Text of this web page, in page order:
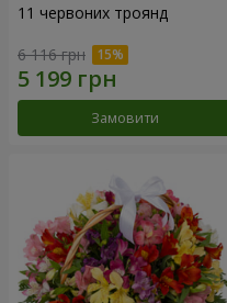
11 червоних троянд
6 116 грн
Замовити